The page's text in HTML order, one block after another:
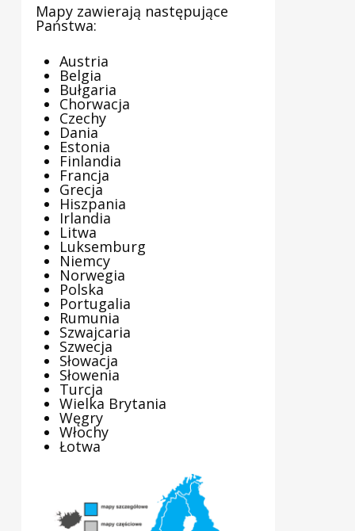
Mapy zawierają następujące
Państwa:
Austria
Belgia
Bułgaria
Chorwacja
Czechy
Dania
Estonia
Finlandia
Francja
Grecja
Hiszpania
Irlandia
Litwa
Luksemburg
Niemcy
Norwegia
Polska
Portugalia
Rumunia
Szwajcaria
Szwecja
Słowacja
Słowenia
Turcja
Wielka Brytania
Węgry
Włochy
Łotwa